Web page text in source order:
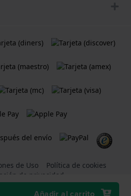
de Uso
Política de cookies
de privacidad